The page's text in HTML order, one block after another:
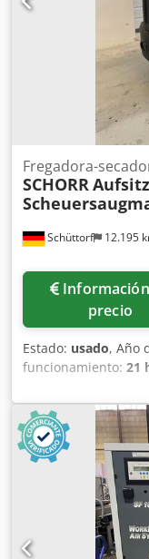
Schüttorf 12.195
Fregadora-
SCHORR
Información de
precio
Estado: usado, Año
funcionamiento: 21
, ¡Se
bordo en perfecto
buenas
Crjdpfswh Ri Esx
de atención: 21h
secadora Schorr
Fregadora
manejo
recibidor! La